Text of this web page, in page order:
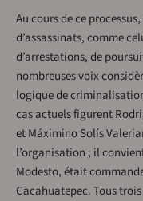
Au cours de ce
d’assassinats, comme
d’arrestations, de
nombreuses voix
logique de
cas actuels figurent
et Máximino Solís
l’organisation ; il
Modesto, était
Cacahuatepec. Tous